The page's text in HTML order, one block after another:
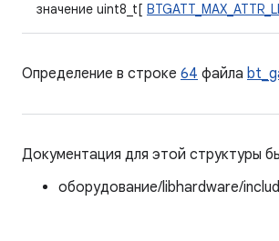
значение uint8_t[
Определение в строке 64 файла
Документация для этой структуры
оборудование/libhardware/